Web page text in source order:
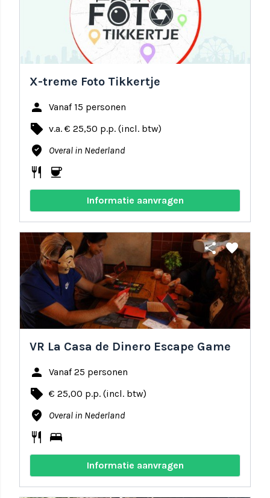
X-treme Foto Tikkertje
person Vanaf 15 personen
local_offer v.a. € 25,50 p.p. (incl. btw)
where_to_vote Overal in Nederland
restaurant coffee
Informatie aanvragen
share favorite
VR La Casa de Dinero Escape Game
person Vanaf 25 personen
local_offer € 25,00 p.p. (incl. btw)
where_to_vote Overal in Nederland
restaurant bed
Informatie aanvragen